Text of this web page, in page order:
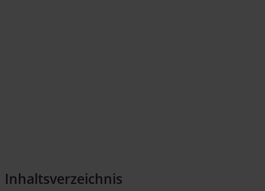
Inhaltsverzeichnis